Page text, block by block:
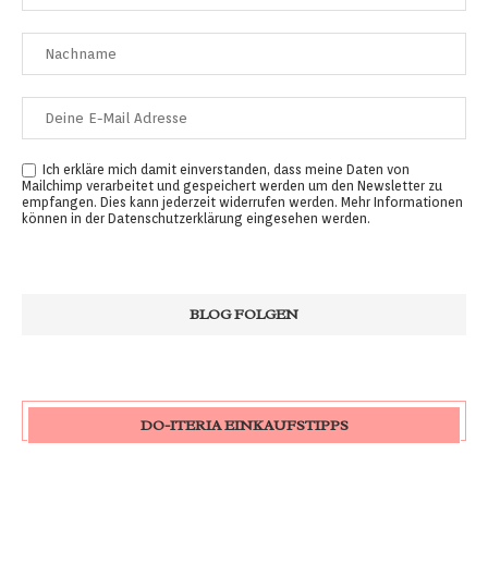
Ich erkläre mich damit einverstanden, dass meine Daten von
Mailchimp verarbeitet und gespeichert werden um den Newsletter zu
empfangen. Dies kann jederzeit widerrufen werden. Mehr Informationen
können in der Datenschutzerklärung eingesehen werden.
DO-ITERIA EINKAUFSTIPPS